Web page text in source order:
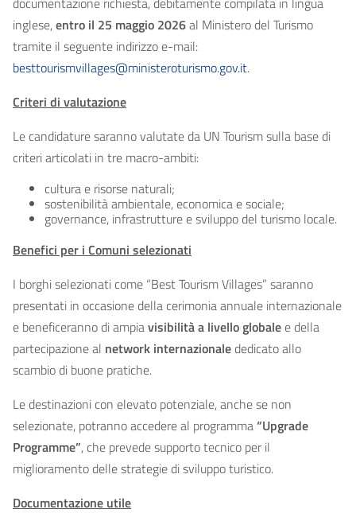
inglese,entro il 25 maggio 2026al Ministero del Turismo
tramite il seguente indirizzo e-mail:
besttourismvillages@ministeroturismo.gov.it.
Criteri di valutazione
Le candidature saranno valutate da UN Tourism sulla base di
criteri articolati in tre macro-ambiti:
cultura e risorse naturali;
sostenibilità ambientale, economica e sociale;
governance, infrastrutture e sviluppo del turismo locale.
Benefici per i Comuni selezionati
I borghi selezionati come “Best Tourism Villages” saranno
presentati in occasione della cerimonia annuale internazionale
e beneficeranno di ampiavisibilità a livello globalee della
partecipazione al network internazionalededicato allo
scambio di buone pratiche.
Le destinazioni con elevato potenziale, anche se non
selezionate, potranno accedere al programma“Upgrade
Programme”, che prevede supporto tecnico per il
miglioramento delle strategie di sviluppo turistico.
Documentazione utile